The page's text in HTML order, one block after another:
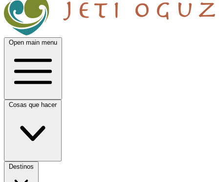
Open main menu
Cosas que hacer